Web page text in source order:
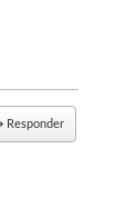
Responder